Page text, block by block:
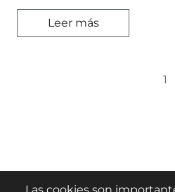
Leer más
Primera
1